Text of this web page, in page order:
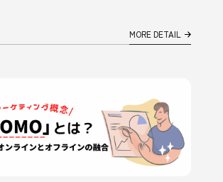
MORE DETAIL